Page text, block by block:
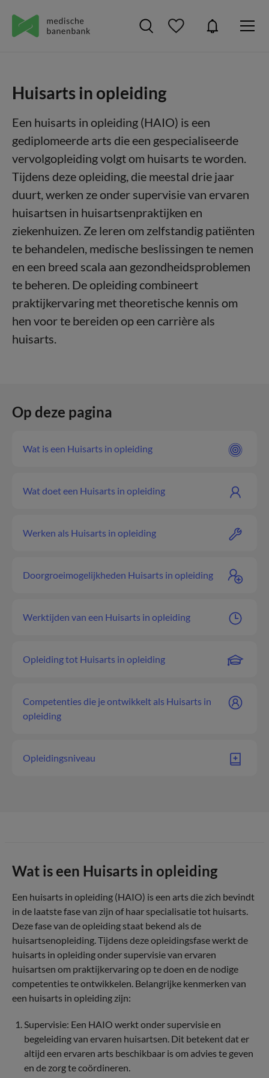
Huisarts in opleiding
Een huisarts in opleiding (HAIO) is een
gediplomeerde arts die een gespecialiseerde
vervolgopleiding volgt om huisarts te worden.
Tijdens deze opleiding, die meestal drie jaar
duurt, werken ze onder supervisie van ervaren
huisartsen in huisartsenpraktijken en
ziekenhuizen. Ze leren om zelfstandig patiënten
te behandelen, medische beslissingen te nemen
en een breed scala aan gezondheidsproblemen
te beheren. De opleiding combineert
praktijkervaring met theoretische kennis om
hen voor te bereiden op een carrière als
huisarts.
Op deze pagina
Wat is een Huisarts in opleiding
Wat doet een Huisarts in opleiding
Werken als Huisarts in opleiding
Doorgroeimogelijkheden Huisarts in opleiding
Werktijden van een Huisarts in opleiding
Opleiding tot Huisarts in opleiding
Competenties die je ontwikkelt als Huisarts in
opleiding
Opleidingsniveau
Wat is een Huisarts in opleiding
Een huisarts in opleiding (HAIO) is een arts die zich bevindt
in de laatste fase van zijn of haar specialisatie tot huisarts.
Deze fase van de opleiding staat bekend als de
huisartsenopleiding. Tijdens deze opleidingsfase werkt de
huisarts in opleiding onder supervisie van ervaren
huisartsen om praktijkervaring op te doen en de nodige
competenties te ontwikkelen. Belangrijke kenmerken van
een huisarts in opleiding zijn:
Supervisie: Een HAIO werkt onder supervisie en
begeleiding van ervaren huisartsen. Dit betekent dat er
altijd een ervaren arts beschikbaar is om advies te geven
en de zorg te coördineren.